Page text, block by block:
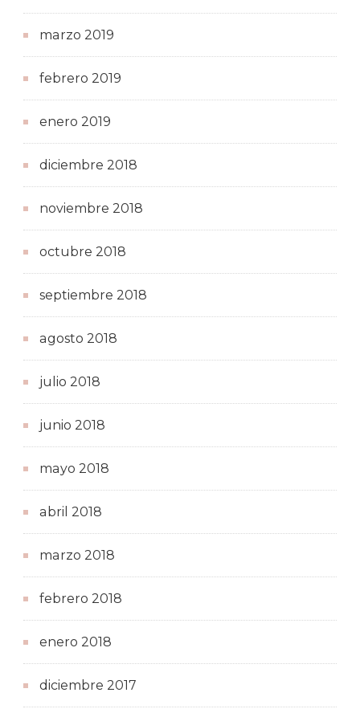
marzo 2019
febrero 2019
enero 2019
diciembre 2018
noviembre 2018
octubre 2018
septiembre 2018
agosto 2018
julio 2018
junio 2018
mayo 2018
abril 2018
marzo 2018
febrero 2018
enero 2018
diciembre 2017